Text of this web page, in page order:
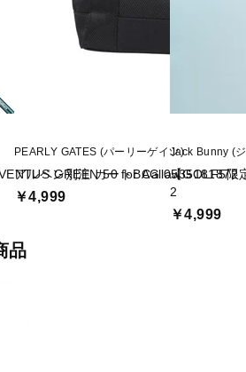
GREEN 50 for Callaw
PEARLY GATES (パーリーゲイツ)
アルペン別注 カートBAG 0535181872
￥4,999
Jack Bunny (
【GOLF5限
2
￥4,999
品